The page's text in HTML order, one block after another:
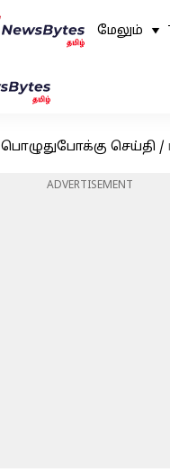
மேலும்
பொழுதுபோக்கு செய்தி /
ADVERTISEMENT